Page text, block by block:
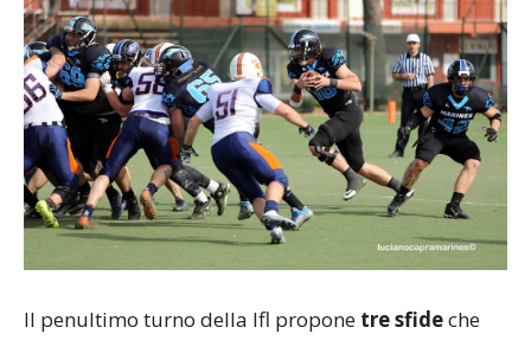
Il penultimo turno della Ifl propone tre sfideche